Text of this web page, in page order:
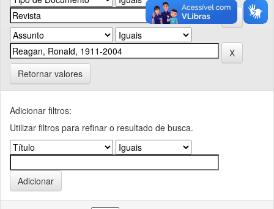
Retornar valores
Adicionar filtros:
Utilizar filtros para refinar o resultado de busca.